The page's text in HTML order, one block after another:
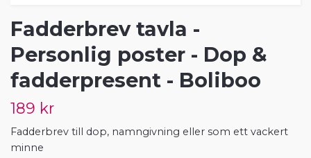
Fadderbrev tavla -
Personlig poster - Dop &
fadderpresent - Boliboo
189 kr
Fadderbrev till dop, namngivning eller som ett vackert
minne